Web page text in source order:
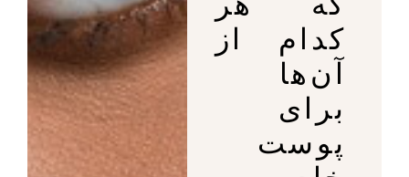
کدام از
آن‌ها
برای
پوست